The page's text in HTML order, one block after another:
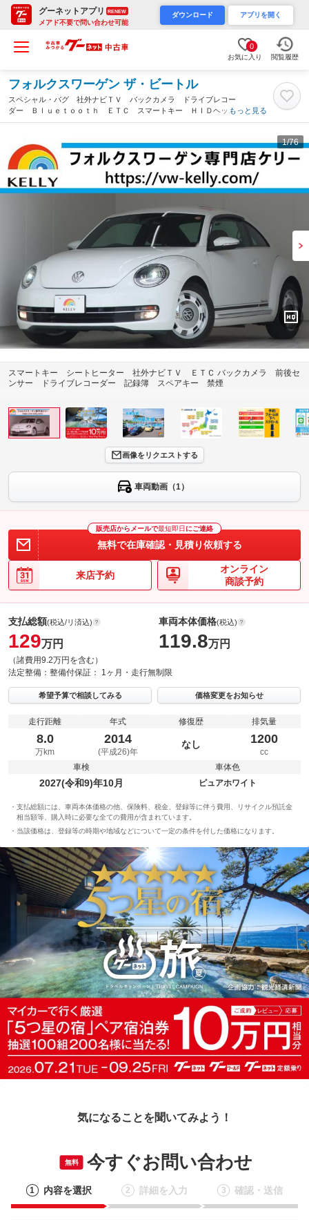
グーネットアプリ RENEW
メアド不要で問い合わせ可能
ダウンロード アプリを開く
0
お気に入り 閲覧履歴
フォルクスワーゲン ザ・ビートル
スペシャル・バグ 社外ナビＴＶ バックカメラ ドライブレコー
ダー Ｂｌｕｅｔｏｏｔｈ ＥＴＣ スマートキー ＨＩＤヘッド
ランプ 前後センサー リアスポイラー １７インチ純正ホイー
もっと見る
1/76
スマートキー シートヒーター 社外ナビＴＶ ＥＴＣ バックカメラ 前後セ
ンサー ドライブレコーダー 記録簿 スペアキー 禁煙
画像をリクエストする
車両動画（1）
販売店からメールで最短即日 にご連絡
無料で在庫確認・見積り依頼する
来店予約
オンライン
商談予約
支払総額(税込/リ済込)
129万円
（諸費用9.2万円を含む）
車両本体価格(税込)
119.8万円
法定整備： 整備付保証： 1ヶ月・走行無制限
希望予算で相談してみる 価格変更をお知らせ
走行距離
8.0
万km
年式
2014
(平成26)年
修復歴
なし
排気量
1200
cc
車検
2027(令和9)年10月
車体色
ピュアホワイト
支払総額には、車両本体価格の他、保険料、税金、登録等に伴う費用、リサイクル預託金
相当額等、購入時に必要な全ての費用が含まれています。
当該価格は、登録等の時期や地域などについて一定の条件を付した価格になります。
気になることを聞いてみよう！
無料 今すぐお問い合わせ
1 内容を選択 2 詳細を入力 3 確認・送信